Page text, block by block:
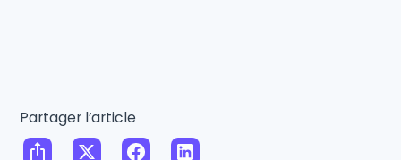
Partager l’article